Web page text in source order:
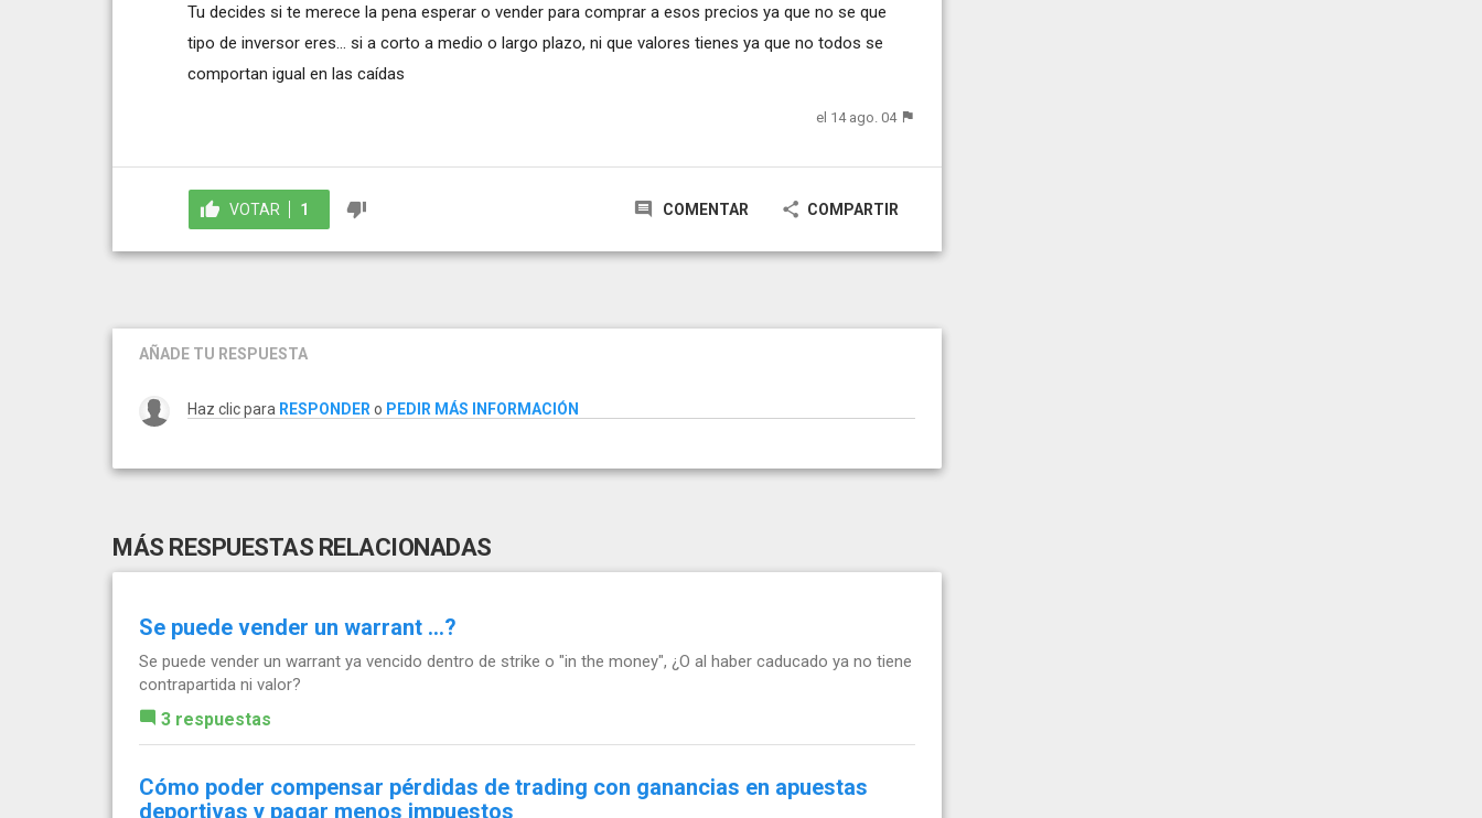
Tu decides si te merece la pena esperar o vender para comprar a esos precios ya que no se que
tipo de inversor eres... si a corto a medio o largo plazo, ni que valores tienes ya que no todos se
comportan igual en las caídas
el 14 ago. 04
VOTAR 1 COMENTAR COMPARTIR
AÑADE TU RESPUESTA
Haz clic para RESPONDER o PEDIR MÁS INFORMACIÓN
MÁS RESPUESTAS RELACIONADAS
Se puede vender un warrant …?
Se puede vender un warrant ya vencido dentro de strike o "in the money", ¿O al haber caducado ya no tiene
contrapartida ni valor?
3 respuestas
Cómo poder compensar pérdidas de trading con ganancias en apuestas
deportivas y pagar menos impuestos